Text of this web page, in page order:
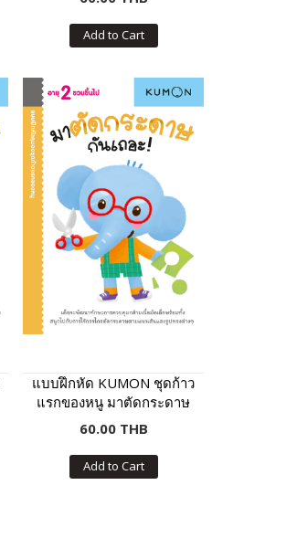
Add to Cart
แบบฝึกหัด KUMON ชุดก้าว
แรกของหนู มาตัดกระดาษ
กันเถอะ
60.00 THB
Add to Cart